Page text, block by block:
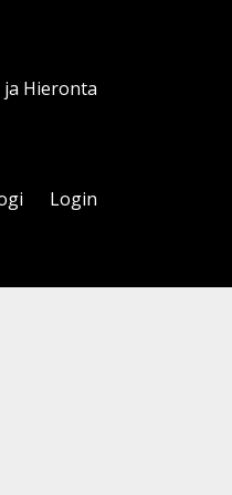
ja Hieronta
Login